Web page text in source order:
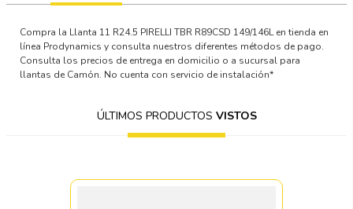
Compra la Llanta 11 R24.5 PIRELLI TBR R89CSD 149/146L en tienda en
línea Prodynamics y consulta nuestros diferentes métodos de pago.
Consulta los precios de entrega en domicilio o a sucursal para
llantas de Camón. No cuenta con servicio de instalación*
ÚLTIMOS PRODUCTOS VISTOS